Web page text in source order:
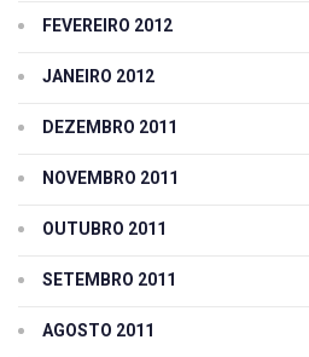
FEVEREIRO 2012
JANEIRO 2012
DEZEMBRO 2011
NOVEMBRO 2011
OUTUBRO 2011
SETEMBRO 2011
AGOSTO 2011